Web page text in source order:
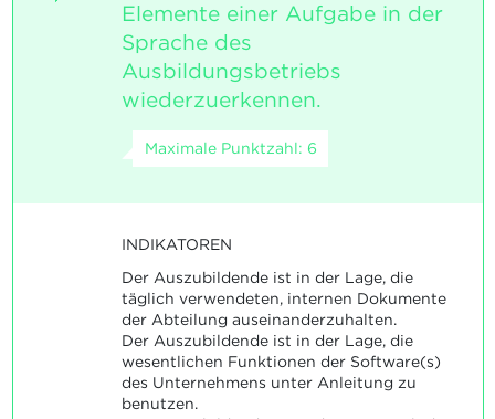
Elemente einer Aufgabe in der
Sprache des
Ausbildungsbetriebs
wiederzuerkennen.
Maximale Punktzahl: 6
INDIKATOREN
Der Auszubildende ist in der Lage, die
täglich verwendeten, internen Dokumente
der Abteilung auseinanderzuhalten.
Der Auszubildende ist in der Lage, die
wesentlichen Funktionen der Software(s)
des Unternehmens unter Anleitung zu
benutzen.